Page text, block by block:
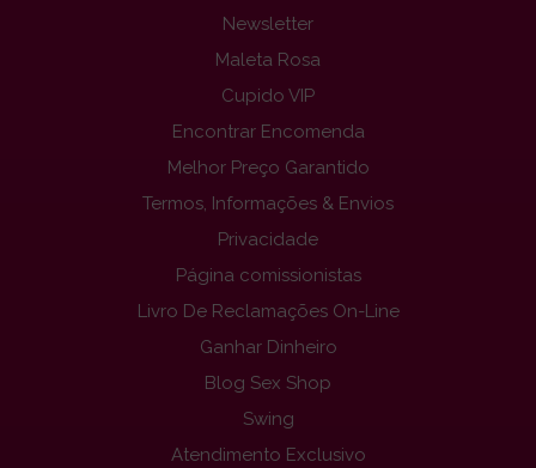
Newsletter
Maleta Rosa
Cupido VIP
Encontrar Encomenda
Melhor Preço Garantido
Termos, Informações & Envios
Privacidade
Página comissionistas
Livro De Reclamações On-Line
Ganhar Dinheiro
Blog Sex Shop
Swing
Atendimento Exclusivo